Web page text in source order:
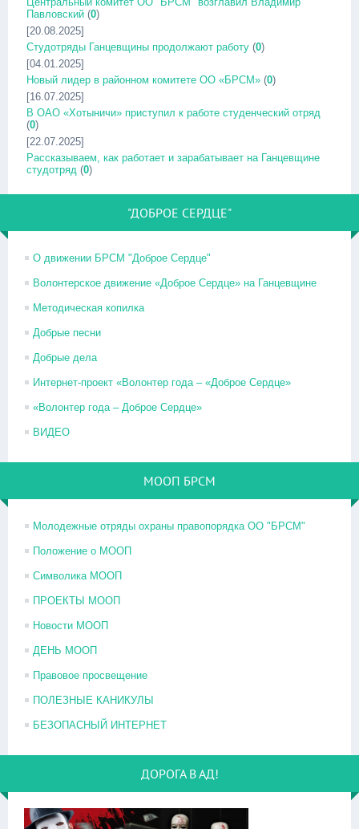
Павловский (0)
[20.08.2025]
Студотряды Ганцевщины продолжают работу (0)
[04.01.2025]
Новый лидер в районном комитете ОО «БРСМ» (0)
[16.07.2025]
В ОАО «Хотыничи» приступил к работе студенческий отряд
(0)
[22.07.2025]
Рассказываем, как работает и зарабатывает на Ганцевщине
студотряд (0)
"ДОБРОЕ СЕРДЦЕ"
О движении БРСМ "Доброе Сердце"
Волонтерское движение «Доброе Сердце» на Ганцевщине
Методическая копилка
Добрые песни
Добрые дела
Интернет-проект «Волонтер года – «Доброе Сердце»
«Волонтер года – Доброе Сердце»
ВИДЕО
МООП БРСМ
Молодежные отряды охраны правопорядка ОО "БРСМ"
Положение о МООП
Символика МООП
ПРОЕКТЫ МООП
Новости МООП
ДЕНЬ МООП
Правовое просвещение
ПОЛЕЗНЫЕ КАНИКУЛЫ
БЕЗОПАСНЫЙ ИНТЕРНЕТ
ДОРОГА В АД!